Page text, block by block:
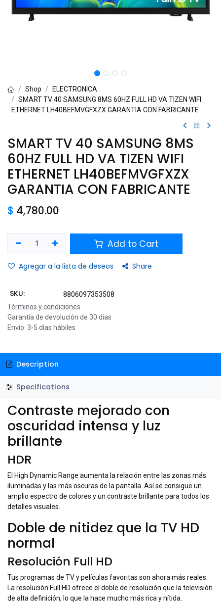
Shop
ELECTRONICA
SMART TV 40 SAMSUNG 8MS 60HZ FULL HD VA TIZEN WIFI
ETHERNET LH40BEFMVGFXZX GARANTIA CON FABRICANTE
SMART TV 40 SAMSUNG 8MS
60HZ FULL HD VA TIZEN WIFI
ETHERNET LH40BEFMVGFXZX
GARANTIA CON FABRICANTE
$ 4,780.00
Add to Cart
Agregar a la lista de deseos Share
SKU:
8806097353508
Términos y condiciones
Garantía de devolución de 30 días
Envío: 3-5 días hábiles
Description
Specifications
Contraste mejorado con
oscuridad intensa y luz
brillante
HDR
El High Dynamic Range aumenta la relación entre las zonas más
iluminadas y las más oscuras de la pantalla. Así se consigue un
amplio espectro de colores y un contraste brillante para todos los
detalles visuales.
Doble de nitidez que la TV HD
normal
Resolución Full HD
Tus programas de TV y películas favoritas son ahora más reales.
La resolución Full HD ofrece el doble de resolución que la televisión
de alta definición, lo que la hace mucho más rica y nítida.